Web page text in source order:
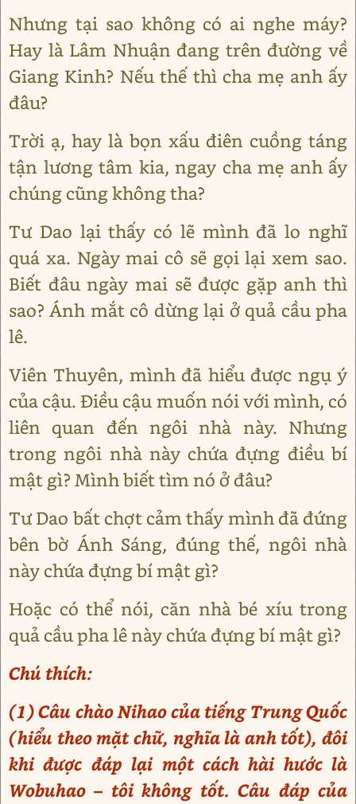
Nhưng tại sao không có ai nghe máy?
Hay là Lâm Nhuận đang trên đường về
Giang Kinh? Nếu thế thì cha mẹ anh ấy
đâu?
Trời ạ, hay là bọn xấu điên cuồng táng
tận lương tâm kia, ngay cha mẹ anh ấy
chúng cũng không tha?
Tư Dao lại thấy có lẽ mình đã lo nghĩ
quá xa. Ngày mai cô sẽ gọi lại xem sao.
Biết đâu ngày mai sẽ được gặp anh thì
sao? Ánh mắt cô dừng lại ở quả cầu pha
lê.
Viên Thuyên, mình đã hiểu được ngụ ý
của cậu. Điều cậu muốn nói với mình, có
liên quan đến ngôi nhà này. Nhưng
trong ngôi nhà này chứa đựng điều bí
mật gì? Mình biết tìm nó ở đâu?
Tư Dao bất chợt cảm thấy mình đã đứng
bên bờ Ánh Sáng, đúng thế, ngôi nhà
này chứa đựng bí mật gì?
Hoặc có thể nói, căn nhà bé xíu trong
quả cầu pha lê này chứa đựng bí mật gì?
Chú thích:
(1) Câu chào Nihao của tiếng Trung Quốc
(hiểu theo mặt chữ, nghĩa là anh tốt), đôi
khi được đáp lại một cách hài hước là
Wobuhao – tôi không tốt. Câu đáp của